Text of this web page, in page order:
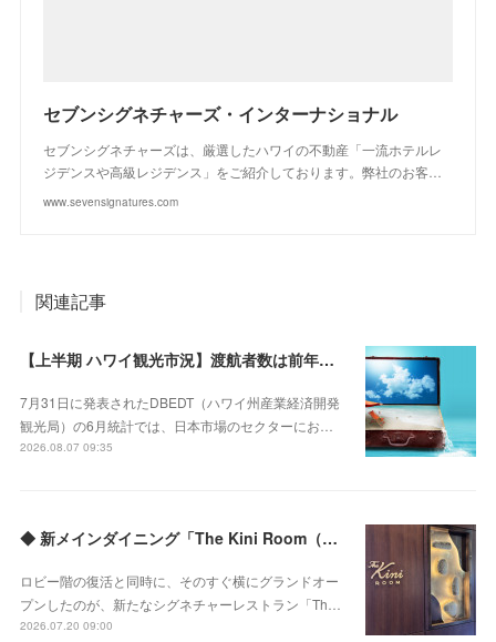
セブンシグネチャーズ・インターナショナル
セブンシグネチャーズは、厳選したハワイの不動産「一流ホテルレ
ジデンスや高級レジデンス」をご紹介しております。弊社のお客…
www.sevensignatures.com
関連記事
【上半期 ハワイ観光市況】渡航者数は前年割れも、「量」から「質」への移行が鮮明に
7月31日に発表されたDBEDT（ハワイ州産業経済開発
観光局）の6月統計では、日本市場のセクターにお…
2026.08.07 09:35
◆ 新メインダイニング「The Kini Room（ザ・キニルーム）」のご紹介
ロビー階の復活と同時に、そのすぐ横にグランドオー
プンしたのが、新たなシグネチャーレストラン「Th…
2026.07.20 09:00